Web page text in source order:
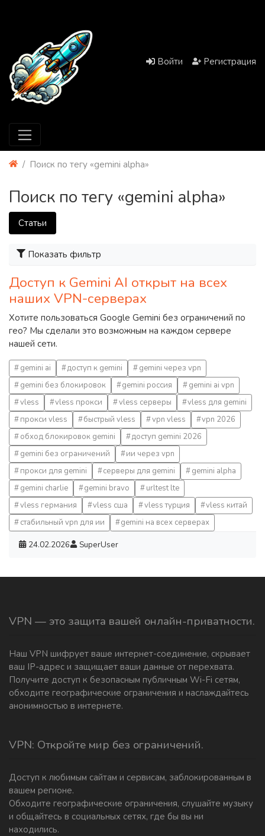
Войти Регистрация
Поиск по тегу «gemini alpha»
Поиск по тегу «gemini alpha»
Статьи
Показать фильтр
Доступ к Gemini AI открыт на всех
наших VPN-серверах
Хотите пользоваться Google Gemini без ограничений по
гео? Мы сделали это возможным на каждом сервере
нашей сети.
gemini ai доступ к gemini
gemini через vpn
gemini без блокировок
gemini россия
gemini ai vpn
vless
vless прокси vless серверы
vless для gemini
прокси vless
быстрый vless vpn vless
vpn 2026
обход блокировок gemini
доступ gemini 2026
gemini без ограничений
ии через vpn
прокси для gemini
серверы для gemini
gemini alpha
gemini charlie
gemini bravo
urltest lte
vless германия
vless сша vless турция
vless китай
стабильный vpn для ии
gemini на всех серверах
24.02.2026 SuperUser
VPN — это защита вашей онлайн-приватности.
Наш VPN шифрует ваше интернет-соединение, скрывает
ваш IP-адрес и защищает ваши данные от перехвата.
Получите доступ к безопасным публичным Wi-Fi сетям,
обходите географические ограничения и наслаждайтесь
анонимностью в интернете.
VPN: Откройте мир без ограничений.
Доступ к любимым сайтам и сервисам, заблокированным в
вашем регионе.
Обходите географические ограничения, слушайте музыку
и общайтесь в социальных сетях, где бы вы ни
находились.